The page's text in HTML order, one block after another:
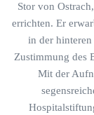
Stor von
errichten. Er
in der hinteren
Zustimmung des
Mit der